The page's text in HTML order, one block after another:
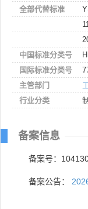
全部代替标准
中国标准分类号
国际标准分类号
主管部门
行业分类
备案信息
备案号：
备案公告：